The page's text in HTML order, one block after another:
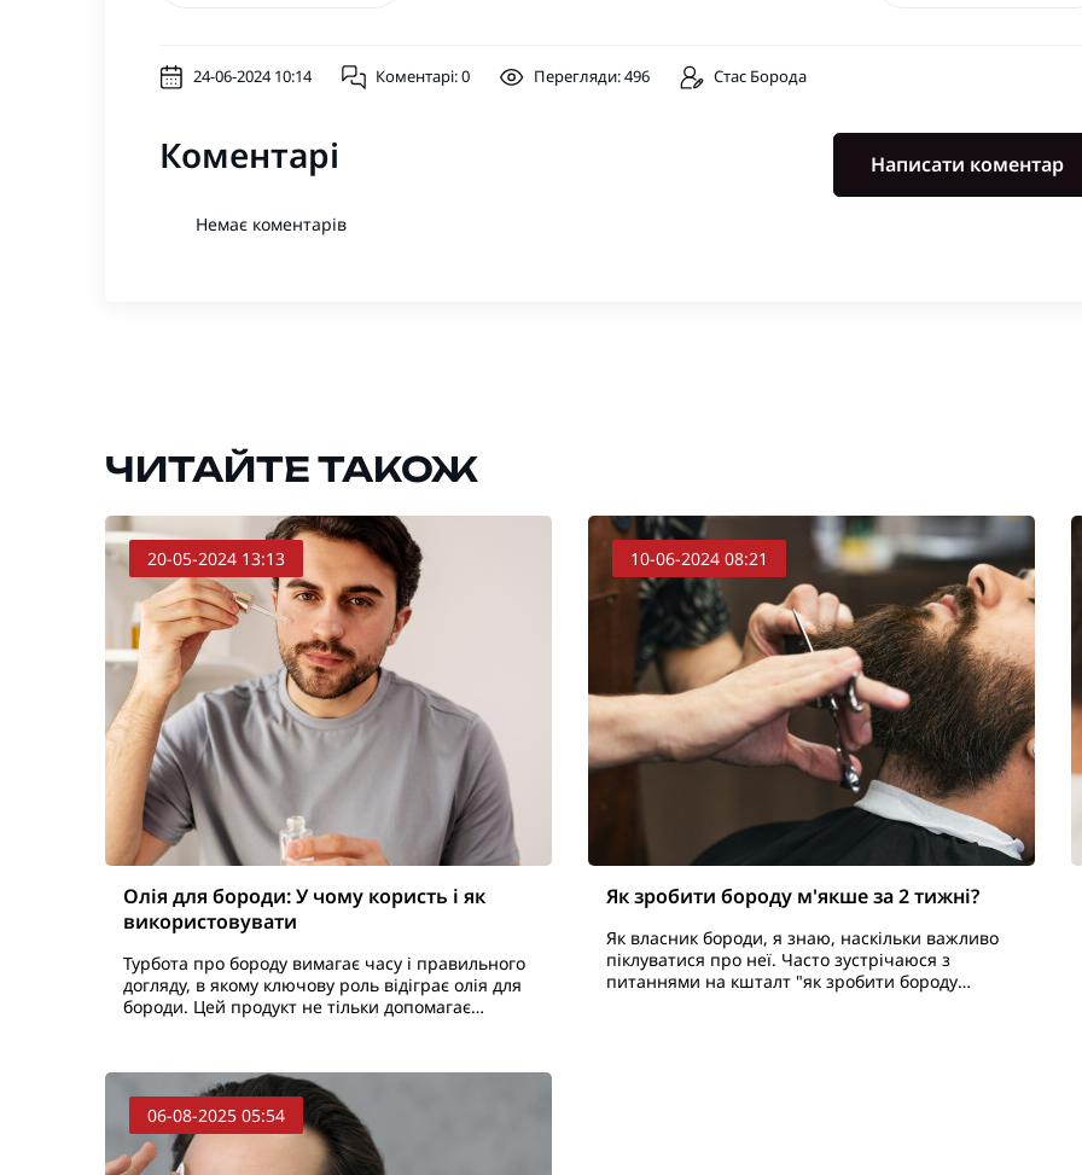
24-06-2024 10:14 Коментарі: 0 Перегляди: 496 Стас Борода
Коментарі Написати коментар
Немає коментарів
ЧИТАЙТЕ ТАКОЖ
20-05-2024 13:13
Олія для бороди: У чому користь і як
використовувати
Турбота про бороду вимагає часу і правильного
догляду, в якому ключову роль відіграє олія для
бороди. Цей продукт не тільки допомагає
10-06-2024 08:21
Як зробити бороду м'якше за 2 тижні?
Як власник бороди, я знаю, наскільки важливо
піклуватися про неї. Часто зустрічаюся з
питаннями на кшталт "як зробити бороду
06-08-2025 05:54